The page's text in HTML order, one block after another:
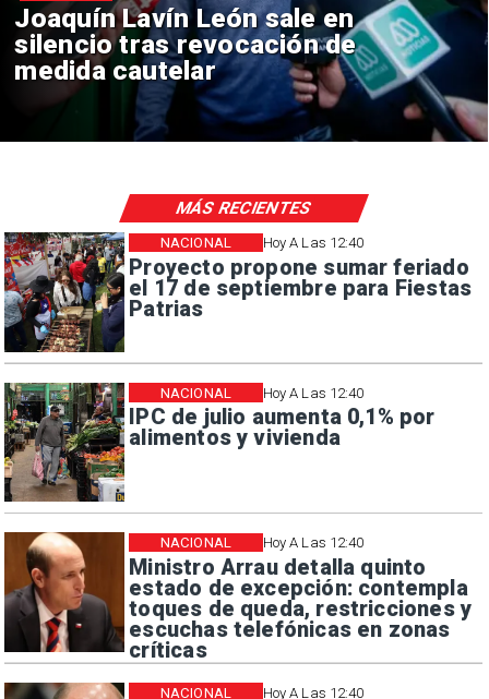
Chile y Venezuela formalizan
reinicio de relaciones
consulares
Hoy A Las 12:40
Proyecto propone sumar feriado
el 17 de septiembre para Fiestas
Patrias
NACIONAL
Hoy A Las 12:40
IPC de julio aumenta 0,1% por
alimentos y vivienda
NACIONAL
Hoy A Las 12:40
Ministro Arrau detalla quinto
estado de excepción: contempla
toques de queda, restricciones y
escuchas telefónicas en zonas
críticas
NACIONAL
Hoy A Las 12:40
NACIONAL
MÁS RECIENTES